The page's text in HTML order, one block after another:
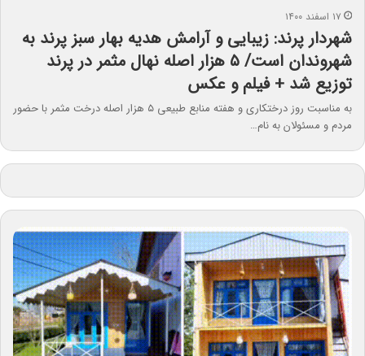
۱۷ اسفند ۱۴۰۰
شهردار پرند: زیبایی و آرامش هدیه بهار سبز پرند به
شهروندان است/ ۵ هزار اصله نهال مثمر در پرند
توزیع شد + فیلم و عکس
به مناسبت روز درختکاری و هفته منابع طبیعی ۵ هزار اصله درخت مثمر با حضور
مردم و مسئولان به نام…